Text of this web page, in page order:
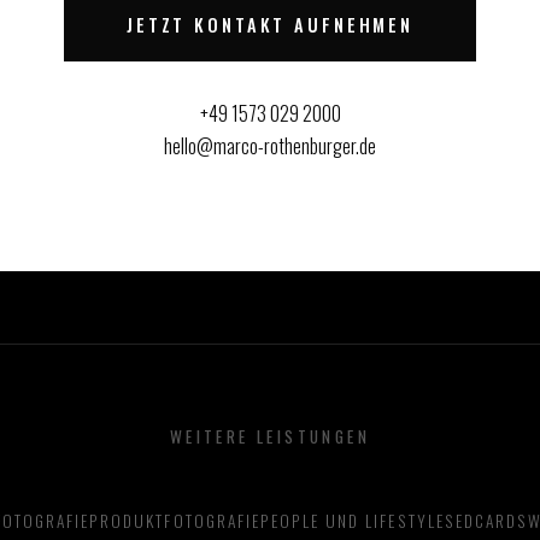
JETZT KONTAKT AUFNEHMEN
+49 1573 029 2000
hello@marco-rothenburger.de
WEITERE LEISTUNGEN
PRODUKTFOTOGRAFIEPEOPLE UND LIFESTYLESEDCARDS